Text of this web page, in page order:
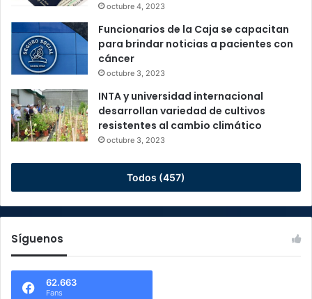
octubre 4, 2023
Funcionarios de la Caja se capacitan
para brindar noticias a pacientes con
cáncer
octubre 3, 2023
INTA y universidad internacional
desarrollan variedad de cultivos
resistentes al cambio climático
octubre 3, 2023
Todos (457)
Síguenos
62.663
Fans